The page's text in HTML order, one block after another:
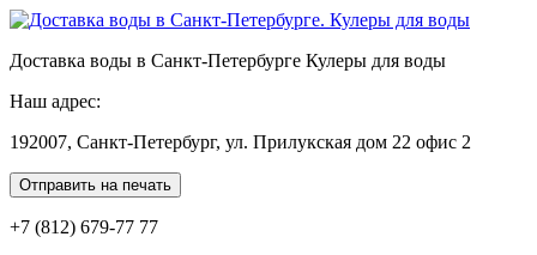
Доставка воды в Санкт-Петербурге Кулеры для воды
Наш адрес:
192007, Санкт-Петербург, ул. Прилукская дом 22 офис 2
Отправить на печать
+7 (812) 679-77 77